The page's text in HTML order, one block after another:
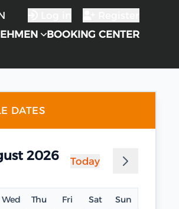
BOOKING CENTER
DATES
2026 Today
Wed Thu Fri Sat Sun